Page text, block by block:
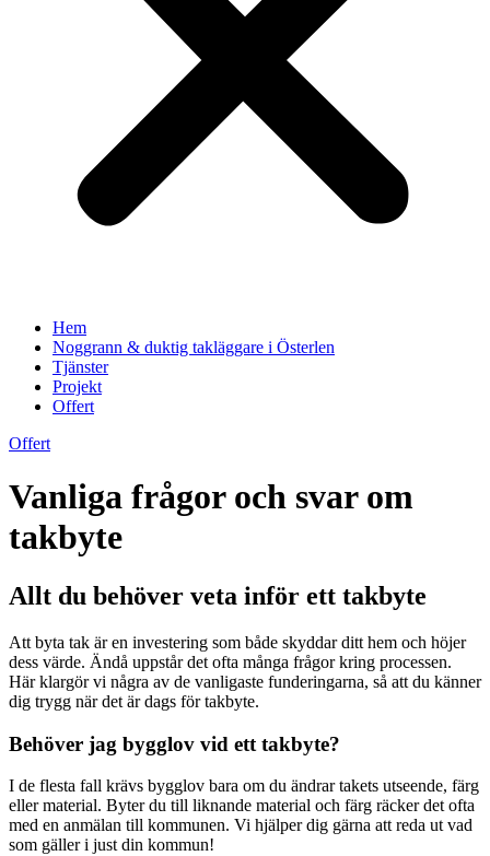
Hem
Noggrann & duktig takläggare i Österlen
Tjänster
Projekt
Offert
Offert
Vanliga frågor och svar om
takbyte
Allt du behöver veta inför ett takbyte
Att byta tak är en investering som både skyddar ditt hem och höjer
dess värde. Ändå uppstår det ofta många frågor kring processen.
Här klargör vi några av de vanligaste funderingarna, så att du känner
dig trygg när det är dags för takbyte.
Behöver jag bygglov vid ett takbyte?
I de flesta fall krävs bygglov bara om du ändrar takets utseende, färg
eller material. Byter du till liknande material och färg räcker det ofta
med en anmälan till kommunen. Vi hjälper dig gärna att reda ut vad
som gäller i just din kommun!